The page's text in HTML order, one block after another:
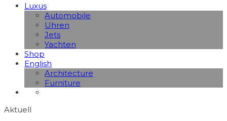
Luxus
Automobile
Uhren
Jets
Yachten
Shop
English
Architecture
Furniture
Aktuell